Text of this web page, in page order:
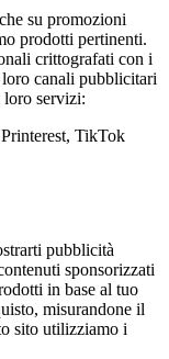
su promozioni
prodotti pertinenti.
crittografati con i
canali pubblicitari
servizi:
TikTok
pubblicità
sponsorizzati
in base al tuo
misurandone il
sito utilizziamo i